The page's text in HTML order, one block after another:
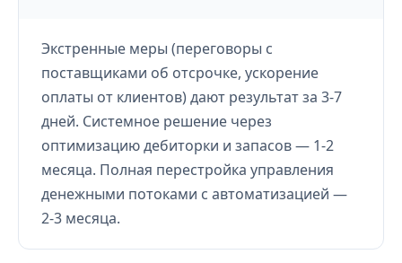
Экстренные меры (переговоры с
поставщиками об отсрочке, ускорение
оплаты от клиентов) дают результат за 3-7
дней. Системное решение через
оптимизацию дебиторки и запасов — 1-2
месяца. Полная перестройка управления
денежными потоками с автоматизацией —
2-3 месяца.